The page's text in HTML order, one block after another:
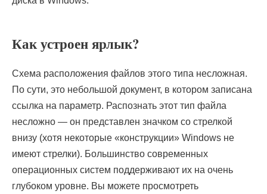
Как устроен ярлык?
Схема расположения файлов этого типа несложная.
По сути, это небольшой документ, в котором записана
ссылка на параметр. Распознать этот тип файла
несложно — он представлен значком со стрелкой
внизу (хотя некоторые «конструкции» Windows не
имеют стрелки). Большинство современных
операционных систем поддерживают их на очень
глубоком уровне. Вы можете просмотреть